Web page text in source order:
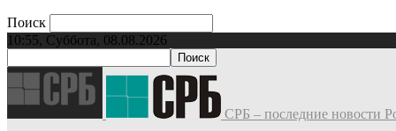
Поиск
10:55, Суббота, 08.08.2026
СРБ – последние новости